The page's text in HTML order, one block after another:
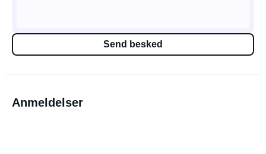
Send besked
Anmeldelser